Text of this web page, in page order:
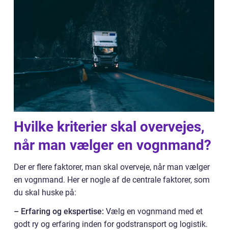
Hvilke kriterier skal overvejes,
når man vælger en vognmand?
Der er flere faktorer, man skal overveje, når man vælger
en vognmand. Her er nogle af de centrale faktorer, som
du skal huske på:
– Erfaring og ekspertise: Vælg en vognmand med et
godt ry og erfaring inden for godstransport og logistik.